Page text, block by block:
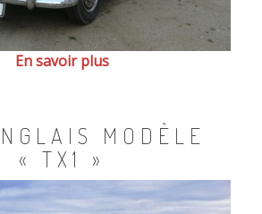
En savoir plus
MODÈLE
« TX1 »